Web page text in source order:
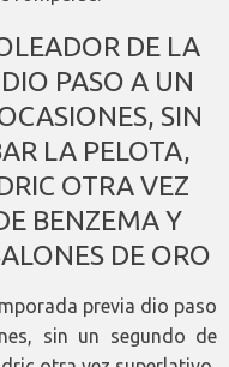
DE LA
PASO A UN
SIN
LA PELOTA,
OTRA VEZ
BENZEMA Y
DE ORO
previa dio paso
sin un segundo de